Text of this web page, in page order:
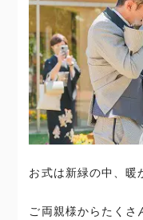
お式は新緑の中、暖
ご両親様からたくさ